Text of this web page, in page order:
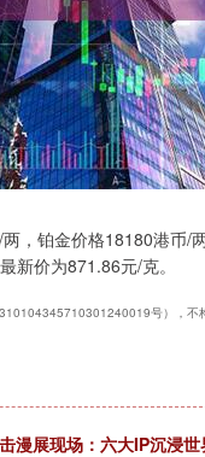
，铂金价格18180港币
新价为871.86元/克。
号），不
漫展现场：六大IP沉浸